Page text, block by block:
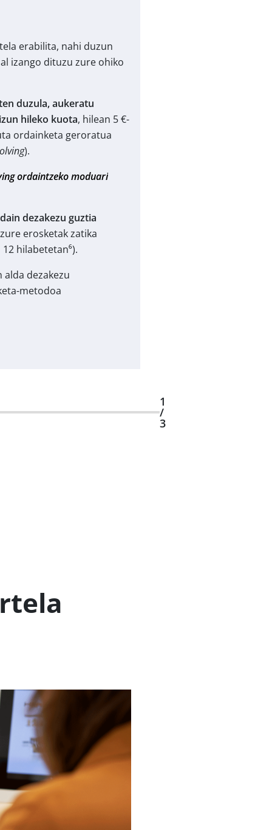
erabilita, nahi duzun
izango dituzu zure ohiko
duzula, aukeratu
hileko kuota, hilean 5 €-
ordainketa geroratua
).
ordaintzeko moduari
dezakezu guztia
erosketak zatika
hilabetetan⁶).
dezakezu
metodoa
1
/
3